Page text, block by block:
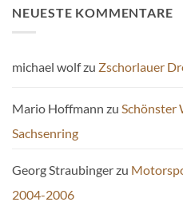
NEUESTE KOMMENTARE
michael wolfzu Zschorlauer
Mario Hoffmann zu Schönster
Sachsenring
Georg Straubingerzu
2004-2006